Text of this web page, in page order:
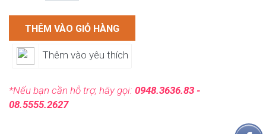
THÊM VÀO GIỎ HÀNG
Thêm vào yêu thích
*Nếu bạn cần hỗ trợ, hãy gọi: 0948.3636.83 -
08.5555.2627